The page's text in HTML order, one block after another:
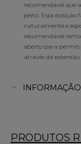
recomendável que
peito. Essa posição
naturalmente e
recomendável
aberto para
através da
PRODUTOS